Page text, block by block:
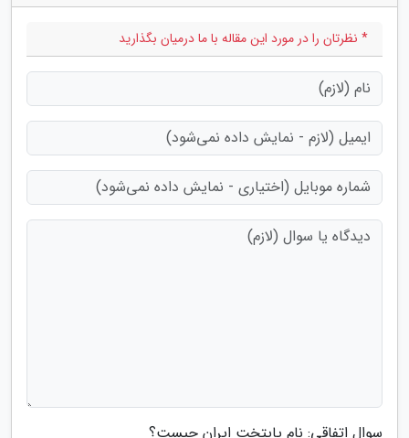
* نظرتان را در مورد این مقاله با ما درمیان بگذارید
سوال اتفاقی: نام پایتخت ایران چیست؟